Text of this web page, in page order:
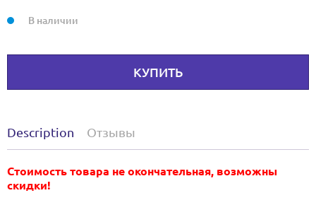
КУПИТЬ
В наличии
Description Отзывы
Стоимость товара не окончательная, возможны
скидки!